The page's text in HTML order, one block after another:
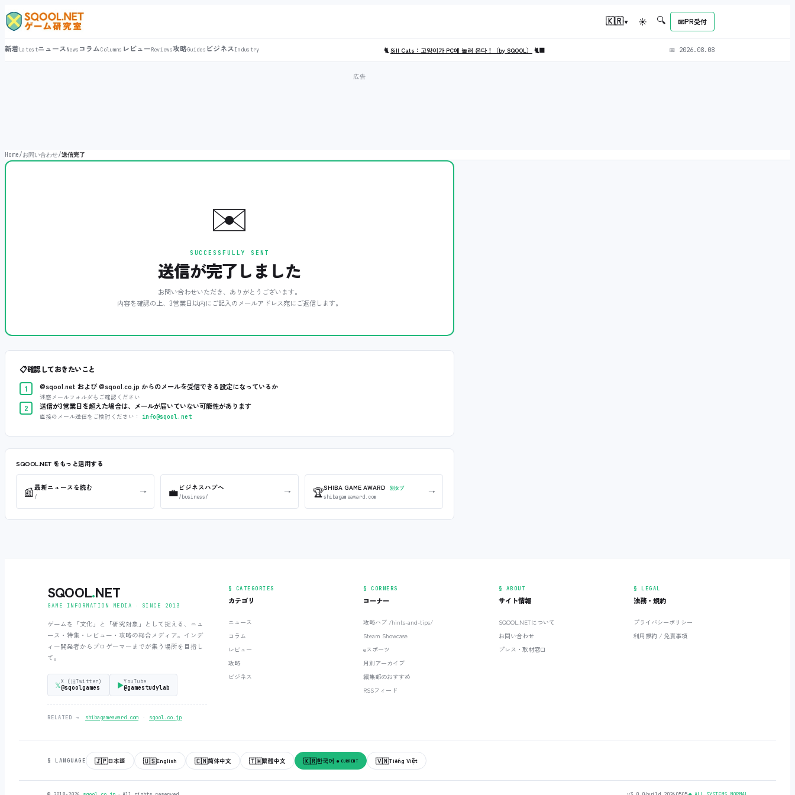
🇰🇷▾ ☀ 🔍 📧PR受付
新着LatestニュースNews コラムColumns レビューReviews攻略Guides ビジネスIndustry 🐈Sill Cats：고양이가 PC에 놀러 온다！（by SQOOL） 🐈‍⬛ 📅 2026.08.08
Home/お問い合わせ/送信完了
✉️
SUCCESSFULLY SENT
送信が完了しました
お問い合わせいただき、ありがとうございます。
内容を確認の上、3営業日以内にご記入のメールアドレス宛にご返信します。
📋確認しておきたいこと
1
@sqool.net および @sqool.co.jp からのメールを受信できる設定になっているか
迷惑メールフォルダもご確認ください
2 送信が3営業日を超えた場合は、メールが届いていない可能性があります
直接のメール送信をご検討ください： info@sqool.net
SQOOL.NET をもっと活用する
📰最新ニュースを読む
/ → 💼 ビジネスハブへ
/business/ → 🏆SHIBA GAME AWARD
別タブ
shibagameaward.com
→
SQOOL.NET
GAME INFORMATION MEDIA ‧ SINCE 2013
ゲームを「文化」と「研究対象」として捉える、ニュ
ース・特集・レビュー・攻略の総合メディア。インデ
ィー開発者からプロゲーマーまでが集う場所を目指し
て。
𝕏X (旧Twitter)
@sqoolgames ▶YouTube
@gamestudylab
RELATED → shibagameaward.com ‧ sqool.co.jp
§ CATEGORIES
カテゴリ
ニュース
コラム
レビュー
攻略
ビジネス
§ CORNERS
コーナー
攻略ハブ /hints-and-tips/
Steam Showcase
eスポーツ
月別アーカイブ
編集部のおすすめ
RSSフィード
§ ABOUT
サイト情報
SQOOL.NETについて
お問い合わせ
プレス・取材窓口
§ LEGAL
法務・規約
プライバシーポリシー
利用規約 / 免責事項
§ LANGUAGE 🇯🇵日本語 🇺🇸English 🇨🇳简体中文 🇹🇼繁體中文 🇰🇷한국어 ● CURRENT 🇻🇳Tiếng Việt